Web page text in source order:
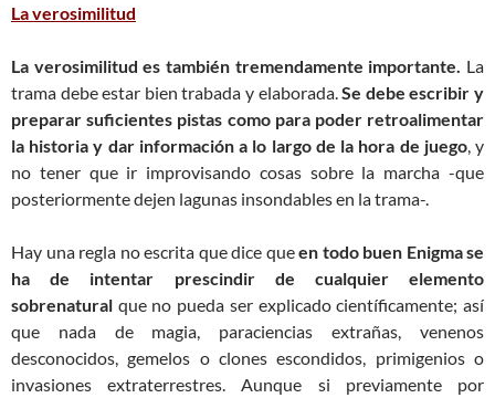
La verosimilitud
La verosimilitud es también tremendamente importante. La
trama debe estar bien trabada y elaborada.Se debe escribir y
preparar suficientes pistas como para poder retroalimentar
la historia y dar información a lo largo de la hora de juego, y
no tener que ir improvisando cosas sobre la marcha -que
posteriormente dejen lagunas insondables en la trama-.
Hay una regla no escrita que dice queen todo buen Enigma se
ha de intentar prescindir de cualquier elemento
sobrenatural que no pueda ser explicado científicamente; así
que nada de magia, paraciencias extrañas, venenos
desconocidos, gemelos o clones escondidos, primigenios o
invasiones extraterrestres. Aunque si previamente por